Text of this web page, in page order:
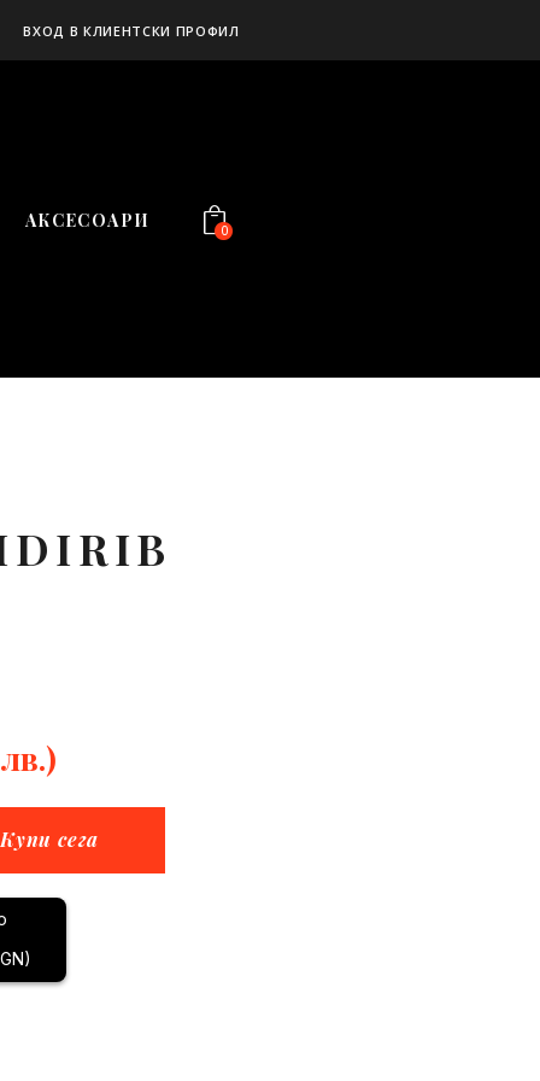
ВХОД В КЛИЕНТСКИ ПРОФИЛ
АКСЕСОАРИ 0
Купи сега